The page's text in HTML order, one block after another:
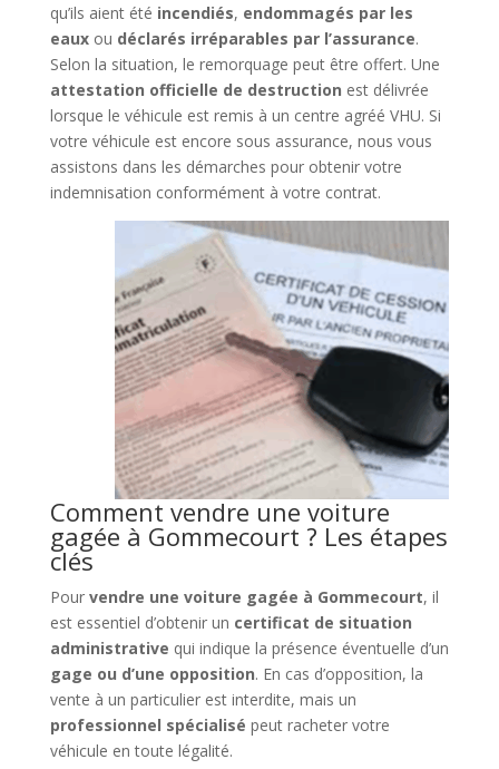
qu’ils aient été incendiés, endommagés par les
eauxou déclarés irréparables par l’assurance.
Selon la situation, le remorquage peut être offert. Une
attestation officielle de destruction est délivrée
lorsque le véhicule est remis à un centre agréé VHU. Si
votre véhicule est encore sous assurance, nous vous
assistons dans les démarches pour obtenir votre
indemnisation conformément à votre contrat.
Comment vendre une voiture
gagée à Gommecourt ? Les étapes
clés
Pour vendre une voiture gagée à Gommecourt, il
est essentiel d’obtenir un certificat de situation
administrative qui indique la présence éventuelle d’un
gage ou d’une opposition. En cas d’opposition, la
vente à un particulier est interdite, mais un
professionnel spécialisé peut racheter votre
véhicule en toute légalité.